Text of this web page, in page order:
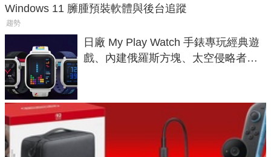
Windows 11 臃腫預裝軟體與後台追蹤
趨勢
日廠 My Play Watch 手錶專玩經典遊
戲、內建俄羅斯方塊、太空侵略者，